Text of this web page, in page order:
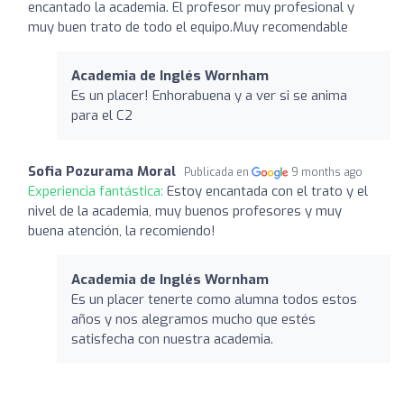
encantado la academia. El profesor muy profesional y
muy buen trato de todo el equipo.Muy recomendable
Academia de Inglés Wornham
Es un placer! Enhorabuena y a ver si se anima
para el C2
Sofia Pozurama Moral Publicada en 9 months ago
Experiencia fantástica: Estoy encantada con el trato y el
nivel de la academia, muy buenos profesores y muy
buena atención, la recomiendo!
Academia de Inglés Wornham
Es un placer tenerte como alumna todos estos
años y nos alegramos mucho que estés
satisfecha con nuestra academia.